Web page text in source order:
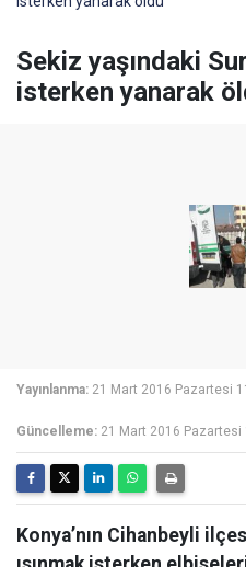
Sekiz yaşındaki
isterken yanarak
Yayınlanma: 21 Mart 2016 Pazartesi
Güncelleme: 21 Mart 2016 Pazartesi
Konya’nın Cihanbeyli